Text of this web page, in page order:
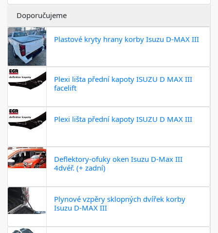
Doporučujeme
Plastové kryty hrany korby Isuzu D-MAX III
Plexi lišta přední kapoty ISUZU D MAX III
facelift
Plexi lišta přední kapoty ISUZU D MAX III
Deflektory-ofuky oken Isuzu D-Max III
4dvéř. (+ zadní)
Plynové vzpěry sklopných dvířek korby
Isuzu D-MAX III